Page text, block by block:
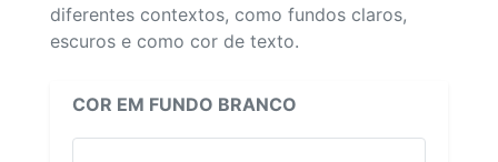
diferentes contextos, como fundos claros,
escuros e como cor de texto.
COR EM FUNDO BRANCO